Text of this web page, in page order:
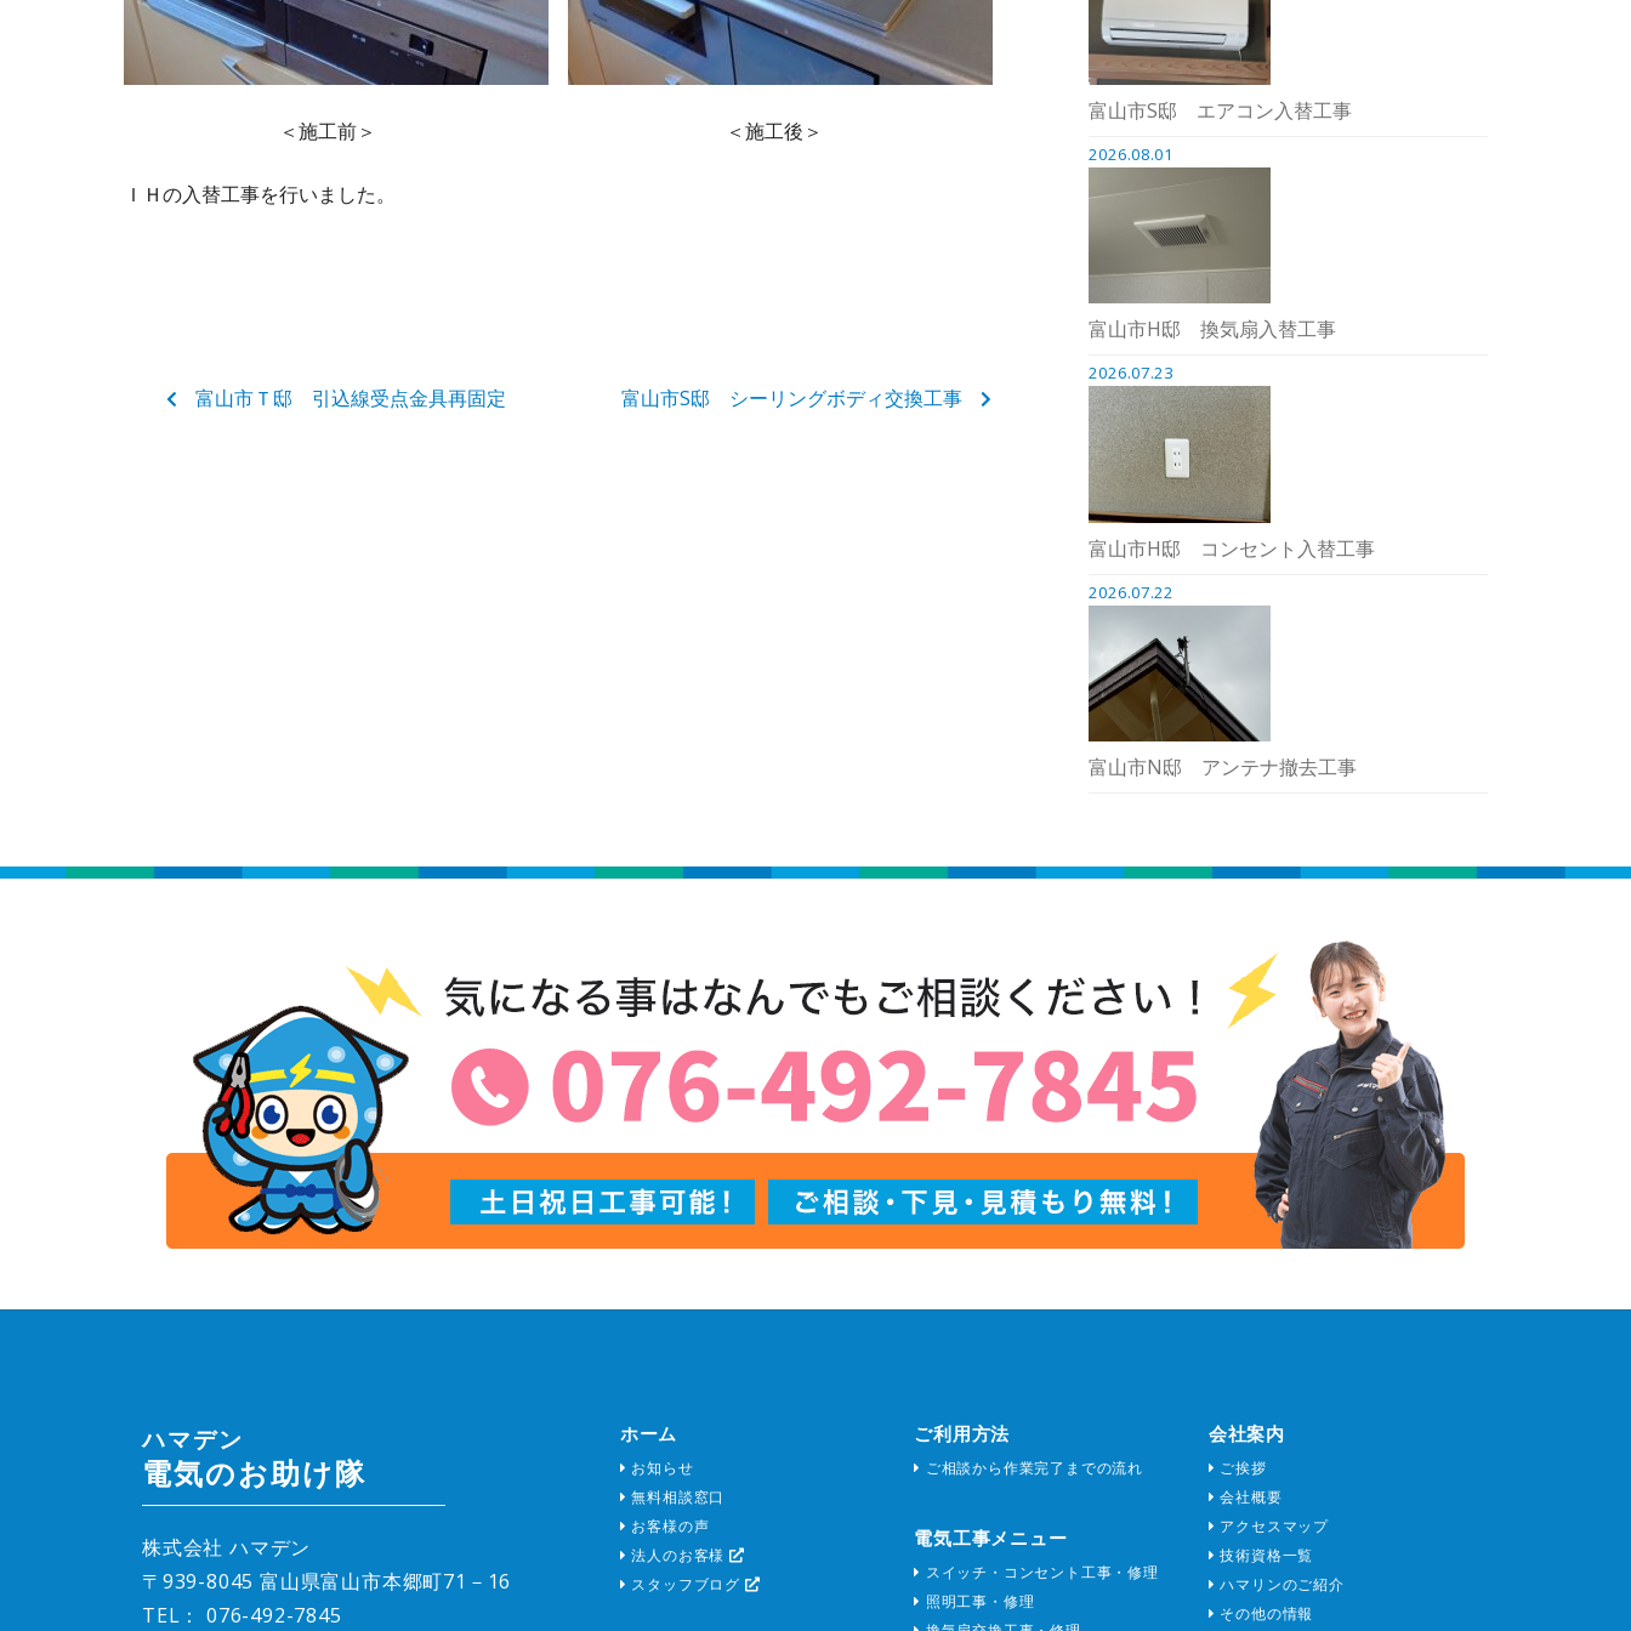
＜施工前＞ ＜施工後＞
ＩＨの入替工事を行いました。
富山市Ｔ邸 引込線受点金具再固定 富山市S邸 シーリングボディ交換工事
富山市S邸 エアコン入替工事
2026.08.01
富山市H邸 換気扇入替工事
2026.07.23
富山市H邸 コンセント入替工事
2026.07.22
富山市N邸 アンテナ撤去工事
ハマデン
電気のお助け隊
株式会社 ハマデン
〒939-8045 富山県富山市本郷町71－16
TEL： 076-492-7845
ホーム
お知らせ
無料相談窓口
お客様の声
法人のお客様
スタッフブログ
ご利用方法
ご相談から作業完了までの流れ
電気工事メニュー
スイッチ・コンセント工事・修理
照明工事・修理
会社案内
ご挨拶
会社概要
アクセスマップ
技術資格一覧
ハマリンのご紹介
その他の情報